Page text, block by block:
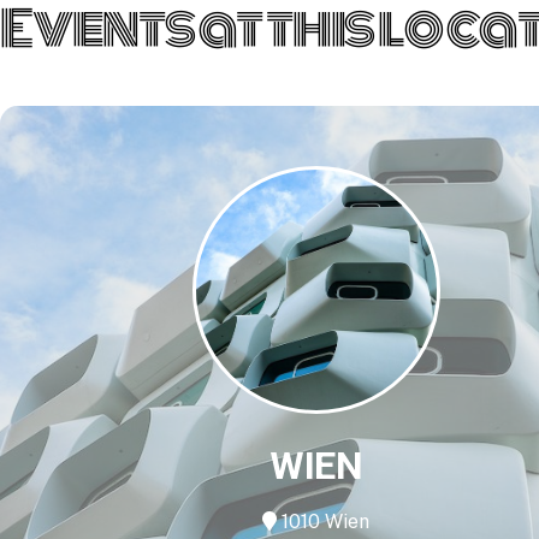
Events at this
WIEN
1010 Wien